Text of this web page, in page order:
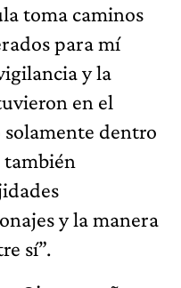
toma caminos
para mí
y la
en el
dentro
y la manera
sí”.